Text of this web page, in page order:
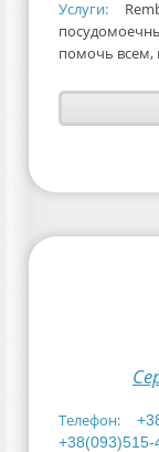
Услуги:
помочь всем,
Телефон:
+38(093)515-